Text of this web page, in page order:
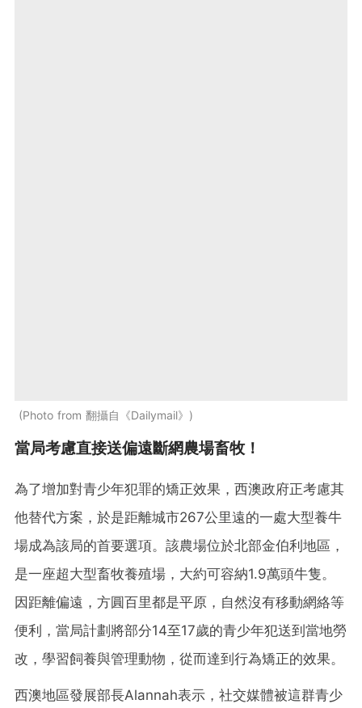
Photo from 翻攝自《Dailymail》
當局考慮直接送偏遠斷網農場畜牧！
為了增加對青少年犯罪的矯正效果，西澳政府正考慮其
他替代方案，於是距離城市267公里遠的一處大型養牛
場成為該局的首要選項。該農場位於北部金伯利地區，
是一座超大型畜牧養殖場，大約可容納1.9萬頭牛隻。
因距離偏遠，方圓百里都是平原，自然沒有移動網絡等
便利，當局計劃將部分14至17歲的青少年犯送到當地勞
改，學習飼養與管理動物，從而達到行為矯正的效果。
西澳地區發展部長Alannah表示，社交媒體被這群青少